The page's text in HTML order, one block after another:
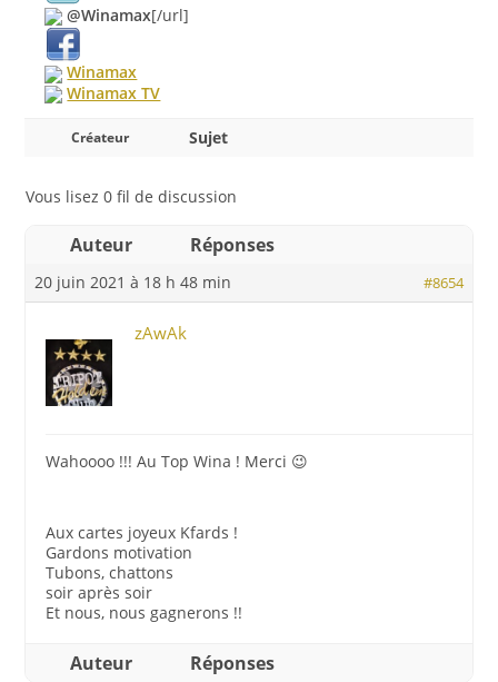
@Winamax[/url]
Winamax
Winamax TV
Créateur Sujet
Vous lisez 0 fil de discussion
Auteur Réponses
20 juin 2021 à 18 h 48 min #8654
zAwAk
Wahoooo !!! Au Top Wina ! Merci 😉
Aux cartes joyeux Kfards !
Gardons motivation
Tubons, chattons
soir après soir
Et nous, nous gagnerons !!
Auteur Réponses